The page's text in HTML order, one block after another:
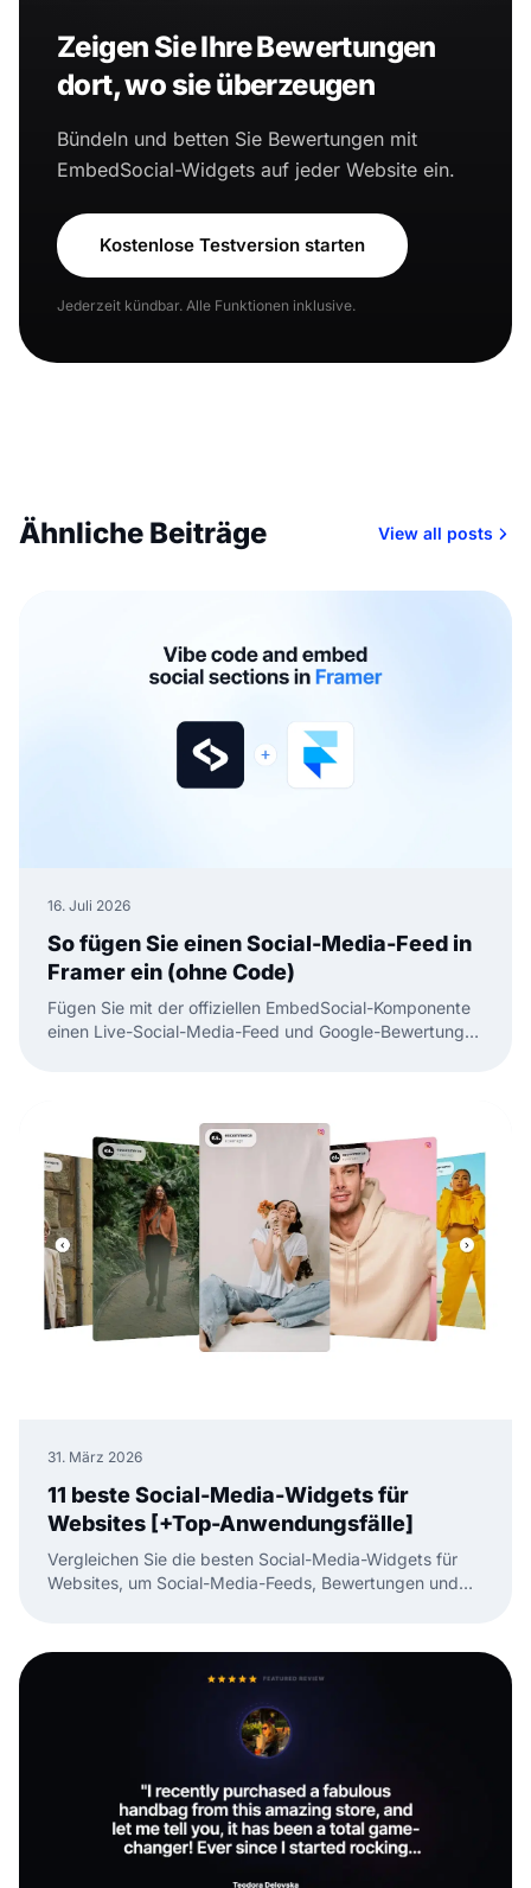
Zeigen Sie Ihre Bewertungen
dort, wo sie überzeugen
Bündeln und betten Sie Bewertungen mit
EmbedSocial-Widgets auf jeder Website ein.
Kostenlose Testversion starten
Jederzeit kündbar. Alle Funktionen inklusive.
Ähnliche Beiträge View all posts
16. Juli 2026
So fügen Sie einen Social-Media-Feed in
Framer ein (ohne Code)
Fügen Sie mit der offiziellen EmbedSocial-Komponente
einen Live-Social-Media-Feed und Google-Bewertungen
31. März 2026
11 beste Social-Media-Widgets für
Websites [+Top-Anwendungsfälle]
Vergleichen Sie die besten Social-Media-Widgets für
Websites, um Social-Media-Feeds, Bewertungen und